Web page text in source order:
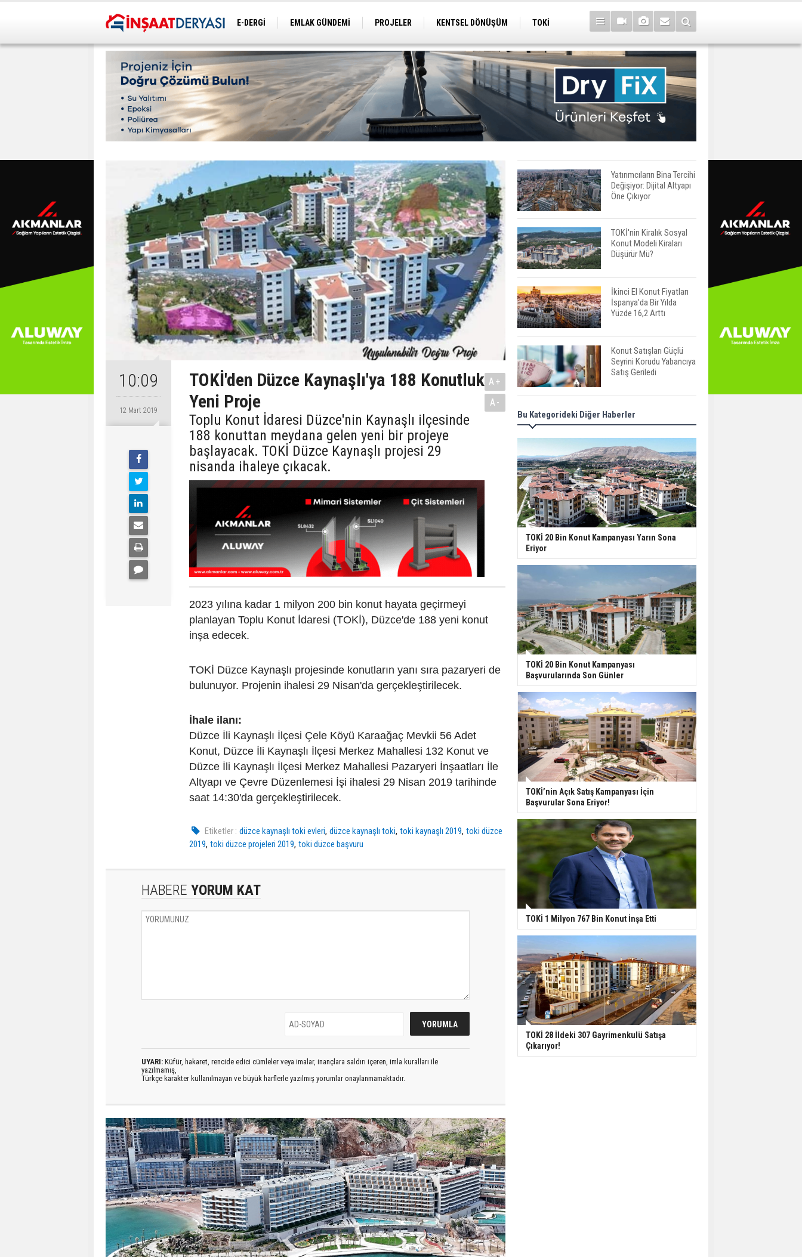
E-DERGİ EMLAK GÜNDEMİ PROJELER KENTSEL DÖNÜŞÜM
TOKİ
10:09
12 Mart 2019
TOKİ'den Düzce Kaynaşlı'ya 188 Konutluk
Yeni Proje
Toplu Konut İdaresi Düzce'nin Kaynaşlı ilçesinde
188 konuttan meydana gelen yeni bir projeye
başlayacak. TOKİ Düzce Kaynaşlı projesi 29
nisanda ihaleye çıkacak.
A+
A-
2023 yılına kadar 1 milyon 200 bin konut hayata geçirmeyi
planlayan Toplu Konut İdaresi (TOKİ), Düzce'de 188 yeni konut
inşa edecek.
TOKİ Düzce Kaynaşlı projesinde konutların yanı sıra pazaryeri de
bulunuyor. Projenin ihalesi 29 Nisan'da gerçekleştirilecek.
İhale ilanı:
Düzce İli Kaynaşlı İlçesi Çele Köyü Karaağaç Mevkii 56 Adet
Konut, Düzce İli Kaynaşlı İlçesi Merkez Mahallesi 132 Konut ve
Düzce İli Kaynaşlı İlçesi Merkez Mahallesi Pazaryeri İnşaatları İle
Altyapı ve Çevre Düzenlemesi İşi ihalesi 29 Nisan 2019 tarihinde
saat 14:30'da gerçekleştirilecek.
Etiketler : düzce kaynaşlı toki evleri,düzce kaynaşlı toki,toki kaynaşlı 2019,toki düzce
2019, toki düzce projeleri 2019, toki düzce başvuru
HABERE YORUM KAT
UYARI: Küfür, hakaret, rencide edici cümleler veya imalar, inançlara saldırı içeren, imla kuralları ile
yazılmamış,
Türkçe karakter kullanılmayan ve büyük harflerle yazılmış yorumlar onaylanmamaktadır.
Yatırımcıların Bina Tercihi
Değişiyor: Dijital Altyapı
Öne Çıkıyor
TOKİ'nin Kiralık Sosyal
Konut Modeli Kiraları
Düşürür Mü?
İkinci El Konut Fiyatları
İspanya'da Bir Yılda
Yüzde 16,2 Arttı
Konut Satışları Güçlü
Seyrini Korudu Yabancıya
Satış Geriledi
ABD'de İnşaat
Harcamaları Geriledi
Tercih Döneminde
Barınma Telaşı Başladı
Aileden Miras Kalan Ev
Nasıl Satılır?
İstanbul'da 15 Bin Kiralık
Sosyal Konut Eylülde
Kiraya Verilecek
Miras Kalan Ev ve Tarım
Arazilerinde Yeni Dönem
Başlıyor
Avrupa'da Konut
Yatırımında Yeni Cazip
Ülke: Fransa
Bu Kategorideki Diğer Haberler
TOKİ 20 Bin Konut Kampanyası Yarın Sona
Eriyor
TOKİ 20 Bin Konut Kampanyası
Başvurularında Son Günler
TOKİ’nin Açık Satış Kampanyası İçin
Başvurular Sona Eriyor!
TOKİ 1 Milyon 767 Bin Konut İnşa Etti
TOKİ 28 İldeki 307 Gayrimenkulü Satışa
Çıkarıyor!